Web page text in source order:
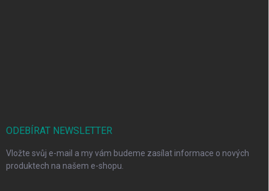
ODEBÍRAT NEWSLETTER
Vložte svůj e-mail a my vám budeme zasílat informace o nových
produktech na našem e-shopu.